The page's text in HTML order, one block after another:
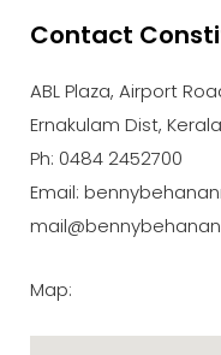
Contact
ABL Plaza, Airport
Ernakulam Dist,
Ph: 0484 2452700
Email:
Map: